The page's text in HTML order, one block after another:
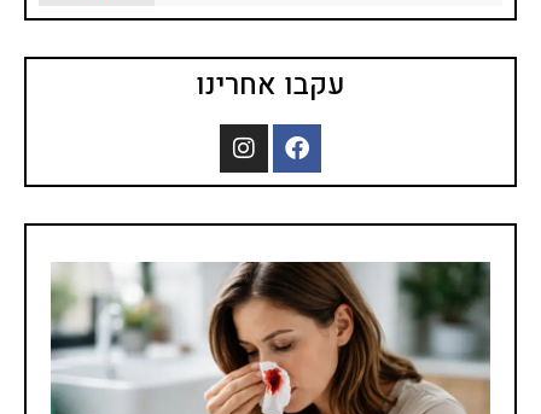
עקבו אחרינו